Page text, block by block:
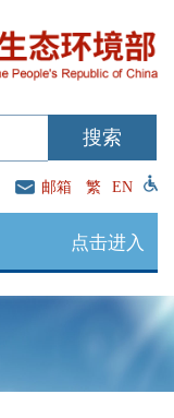
邮箱 繁 EN
点击进入